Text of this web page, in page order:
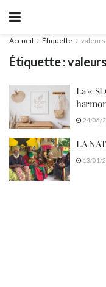
Accueil Étiquette valeurs
Étiquette :valeurs
La «
24/06/
LA
13/01/